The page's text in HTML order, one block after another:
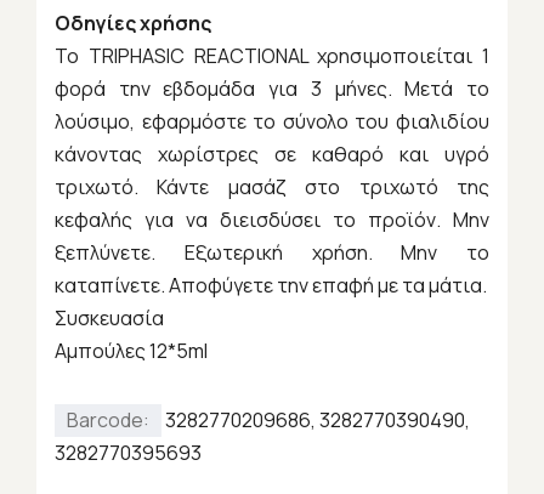
Οδηγίες χρήσης
Το TRIPHASIC REACTIONAL χρησιμοποιείται 1
φορά την εβδομάδα για 3 μήνες. Μετά το
λούσιμο, εφαρμόστε το σύνολο του φιαλιδίου
κάνοντας χωρίστρες σε καθαρό και υγρό
τριχωτό. Κάντε μασάζ στο τριχωτό της
κεφαλής για να διεισδύσει το προϊόν. Μην
ξεπλύνετε. Εξωτερική χρήση. Μην το
καταπίνετε. Αποφύγετε την επαφή με τα μάτια.
Συσκευασία
Αμπούλες 12*5ml
Barcode:
3282770209686, 3282770390490,
3282770395693